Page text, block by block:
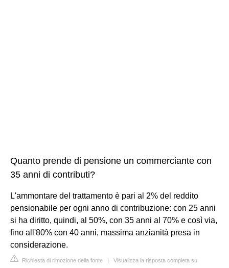
Quanto prende di pensione un commerciante con
35 anni di contributi?
L'ammontare del trattamento è pari al 2% del reddito
pensionabile per ogni anno di contribuzione: con 25 anni
si ha diritto, quindi, al 50%, con 35 anni al 70% e così via,
fino all'80% con 40 anni, massima anzianità presa in
considerazione.
Richiesta di rimozione della fonte | Visualizza la risposta completa su